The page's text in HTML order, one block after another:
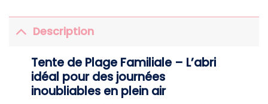
Description
Tente de Plage Familiale – L’abri
idéal pour des journées
inoubliables en plein air